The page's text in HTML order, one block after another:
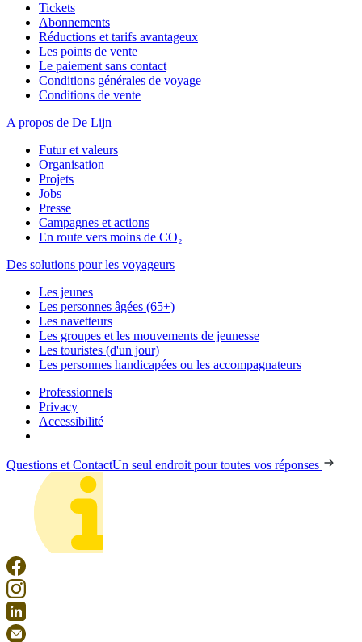
Tickets
Abonnements
Réductions et tarifs avantageux
Les points de vente
Le paiement sans contact
Conditions générales de voyage
Conditions de vente
A propos de De Lijn
Futur et valeurs
Organisation
Projets
Jobs
Presse
Campagnes et actions
En route vers moins de CO₂
Des solutions pour les voyageurs
Les jeunes
Les personnes âgées (65+)
Les navetteurs
Les groupes et les mouvements de jeunesse
Les touristes (d'un jour)
Les personnes handicapées ou les accompagnateurs
Professionnels
Privacy
Accessibilité
Questions et ContactUn seul endroit pour toutes vos réponses